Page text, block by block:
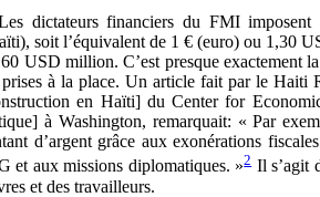
dictateurs financiers du FMI
soit l’équivalent de 1 € (euro) ou 1,30
USD million. C’est presque exactement
prises à la place. Un article fait par le Haiti
en Haïti] du Center for
à Washington, remarquait: « Par
d’argent grâce aux exonérations
et aux missions diplomatiques. »2Il s’agit
et des travailleurs.